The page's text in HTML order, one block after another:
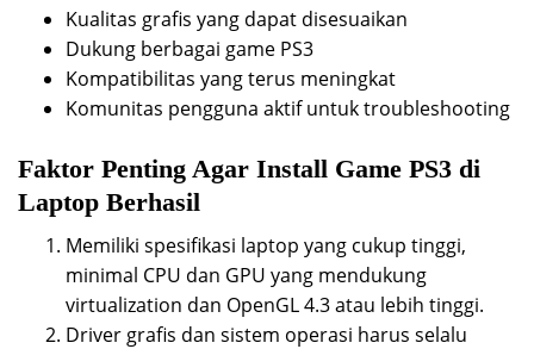
Kualitas grafis yang dapat disesuaikan
Dukung berbagai game PS3
Kompatibilitas yang terus meningkat
Komunitas pengguna aktif untuk troubleshooting
Faktor Penting Agar Install Game PS3 di
Laptop Berhasil
Memiliki spesifikasi laptop yang cukup tinggi,
minimal CPU dan GPU yang mendukung
virtualization dan OpenGL 4.3 atau lebih tinggi.
Driver grafis dan sistem operasi harus selalu